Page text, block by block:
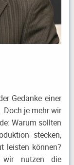
Gedanke einer
Doch je mehr wir
Warum sollten
stecken,
leisten können?
nutzen die